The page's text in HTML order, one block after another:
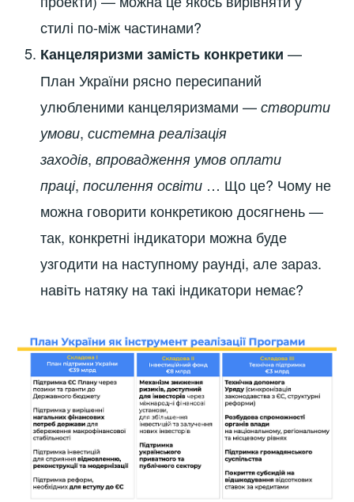
стилі по-між частинами?
Канцеляризми замість конкретики—
План України рясно пересипаний
улюбленими канцеляризмами —створити
умови,системна реалізація
заходів,впровадження умов оплати
праці,посилення освіти … Що це? Чому не
можна говорити конкретикою досягнень —
так, конкретні індикатори можна буде
узгодити на наступному раунді, але зараз.
навіть натяку на такі індикатори немає?